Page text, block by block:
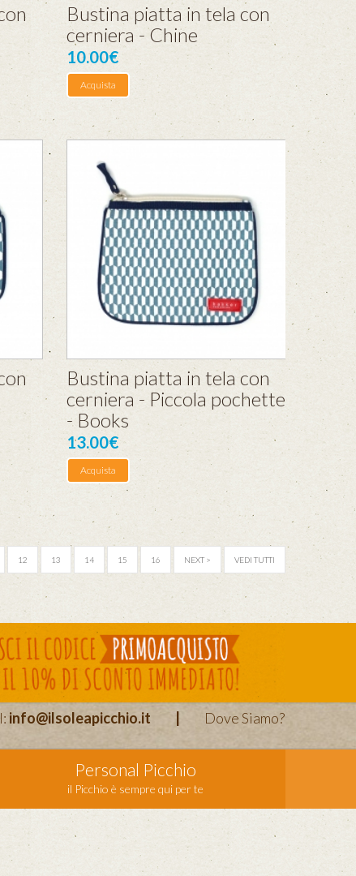
Bustina piatta in tela con
cerniera - Chine
10.00€
Acquista
Bustina piatta in tela con
cerniera - Piccola pochette
- Books
13.00€
Acquista
12 13 14 15 16 NEXT > VEDI TUTTI
info@ilsoleapicchio.it | Dove Siamo?
Personal Picchio
il Picchio è sempre qui per te